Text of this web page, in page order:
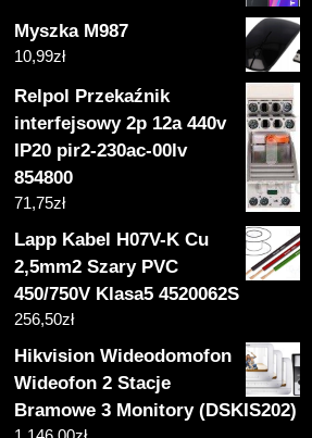
Myszka M987
10,99zł
Relpol Przekaźnik
interfejsowy 2p 12a 440v
IP20 pir2-230ac-00lv
854800
71,75zł
Lapp Kabel H07V-K Cu
2,5mm2 Szary PVC
450/750V Klasa5 4520062S
256,50zł
Hikvision Wideodomofon
Wideofon 2 Stacje
Bramowe 3 Monitory (DSKIS202)